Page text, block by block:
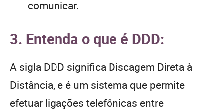
comunicar.
3. Entenda o que é DDD:
A sigla DDD significa Discagem Direta à
Distância, e é um sistema que permite
efetuar ligações telefônicas entre